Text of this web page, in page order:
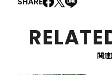
関